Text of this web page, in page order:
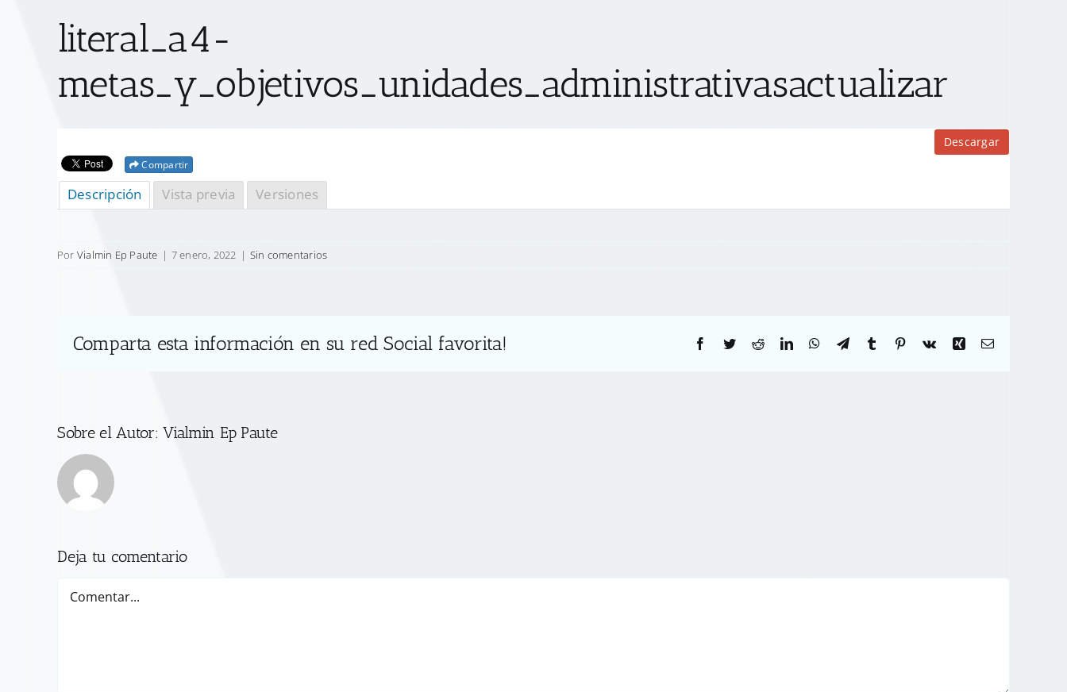
literal_a4-
metas_y_objetivos_unidades_administrativasactualizar
Descargar
Compartir
Descripción Vista previa Versiones
Por Vialmin Ep Paute | 7 enero, 2022 | Sin comentarios
Comparta esta información en su red Social favorita! Facebook
TwitterRedditLinkedInWhatsApp
TelegramTumblr Pinterest
Vk Xing Correo
Sobre el Autor:Vialmin Ep Paute
Deja tu comentario